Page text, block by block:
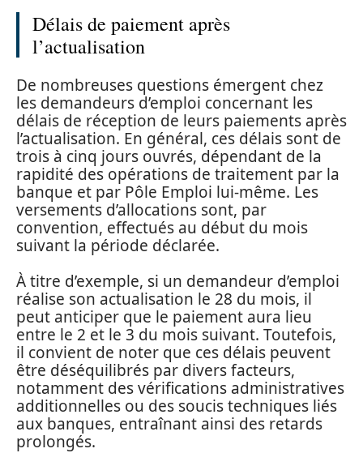
Délais de paiement après
l’actualisation
De nombreuses questions émergent chez
les demandeurs d’emploi concernant les
délais de réception de leurs paiements après
l’actualisation. En général, ces délais sont de
trois à cinq jours ouvrés, dépendant de la
rapidité des opérations de traitement par la
banque et par Pôle Emploi lui-même. Les
versements d’allocations sont, par
convention, effectués au début du mois
suivant la période déclarée.
À titre d’exemple, si un demandeur d’emploi
réalise son actualisation le 28 du mois, il
peut anticiper que le paiement aura lieu
entre le 2 et le 3 du mois suivant. Toutefois,
il convient de noter que ces délais peuvent
être déséquilibrés par divers facteurs,
notamment des vérifications administratives
additionnelles ou des soucis techniques liés
aux banques, entraînant ainsi des retards
prolongés.